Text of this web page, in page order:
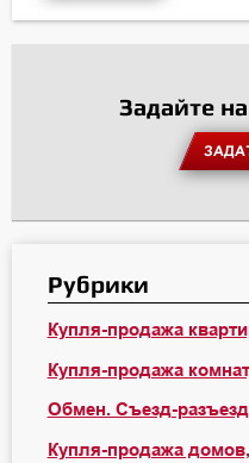
Задайте
Рубрики
Купля-продажа
Купля-продажа
Обмен. Съезд-разъезд
Купля-продажа